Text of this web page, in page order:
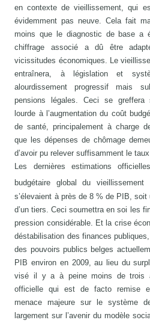
en contexte de vieillissement, qui
évidemment pas neuve. Cela fait
moins que le diagnostic de base
chiffrage associé a dû être
vicissitudes économiques. Le
entraînera, à législation et
alourdissement progressif mais
pensions légales. Ceci se greffera
lourde à l’augmentation du coût
de santé, principalement à charge
que les dépenses de chômage
d’avoir pu relever suffisamment le taux
Les dernières estimations
budgétaire global du vieillissement
s’élevaient à près de 8 % de PIB,
d’un tiers. Ceci soumettra en soi les
pression considérable. Et la crise
déstabilisation des finances
des pouvoirs publics belges
PIB environ en 2009, au lieu du
visé il y a à peine moins de trois
officielle qui est de facto remise
menace majeure sur le système
largement sur l’avenir du modèle